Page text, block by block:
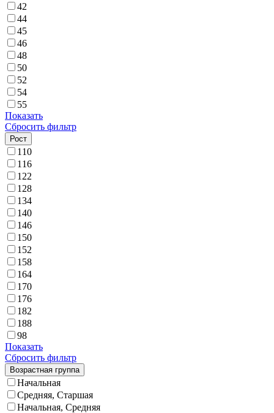
42
44
45
46
48
50
52
54
55
Показать
Сбросить фильтр
Рост
110
116
122
128
134
140
146
150
152
158
164
170
176
182
188
98
Показать
Сбросить фильтр
Возрастная группа
Начальная
Средняя, Старшая
Начальная, Средняя